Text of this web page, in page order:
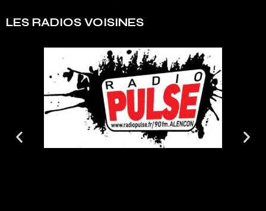
LES RADIOS VOISINES